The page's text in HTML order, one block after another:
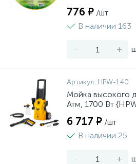
776 ₽ /шт
В наличии 163
- +
Артикул: HPW-140
Мойка высокого
Атм, 1700 Вт
6 717 ₽ /шт
В наличии 25
- +